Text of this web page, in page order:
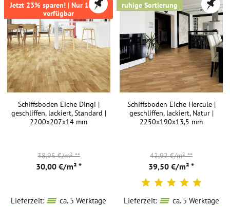
Jetzt 23% sparen! | Nur 12,7m²
verfügbar
Schiffsboden Eiche Dingi |
geschliffen, lackiert, Standard |
2200x207x14 mm
30,00 €/m² *
38,95 €/m²**
Lieferzeit:
ca. 5 Werktage
ruhige Sortierung
Schiffsboden Eiche Hercule |
geschliffen, lackiert, Natur |
2250x190x13,5 mm
39,50 €/m² *
42,92 €/m²**
Lieferzeit:
ca. 5 Werktage